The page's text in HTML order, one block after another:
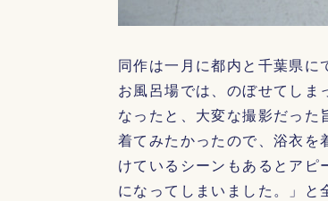
同作は一月に都内と千葉県に
お風呂場では、のぼせてし
なったと、大変な撮影だっ
着てみたかったので、浴衣を
けているシーンもあるとア
になってしまいました。」と